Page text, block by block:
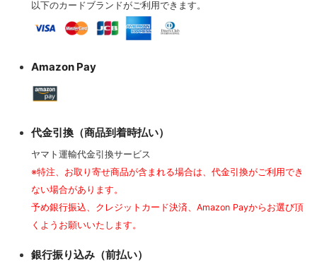
以下のカードブランドがご利用できます。
Amazon Pay
代金引換（商品到着時払い）
ヤマト運輸代金引換サービス
※特注、お取り寄せ商品が含まれる場合は、代金引換がご利用でき
ない場合があります。
予め銀行振込、クレジットカード決済、Amazon Payからお選び頂
くようお願いいたします。
銀行振り込み（前払い）